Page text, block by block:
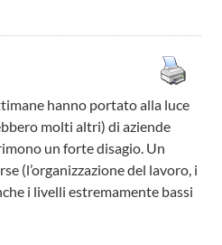
hanno portato alla luce
molti altri) di aziende
un forte disagio. Un
(l’organizzazione del lavoro, i
i livelli estremamente bassi